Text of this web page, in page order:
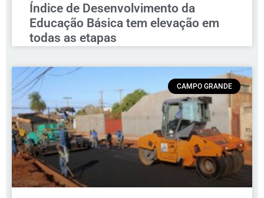
Índice de Desenvolvimento da
Educação Básica tem elevação em
todas as etapas
CAMPO GRANDE